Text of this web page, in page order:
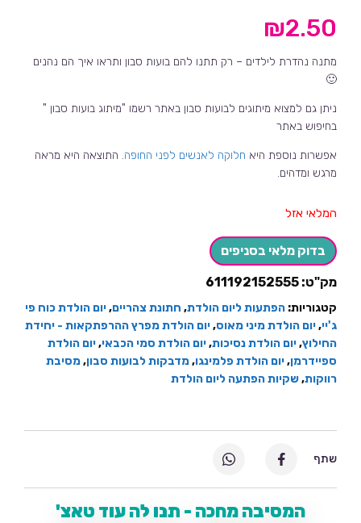
₪2.50
מתנה נהדרת לילדים – רק תתנו להם בועות סבון ותראו איך הם נהנים
🙂
ניתן גם למצוא מיתוגים לבועות סבון באתר רשמו "מיתוג בועות סבון "
בחיפוש באתר
אפשרות נוספת היא חלוקה לאנשים לפני החופה. התוצאה היא מראה
מרגש ומדהים.
המלאי אזל
בדוק מלאי בסניפים
מק"ט: 611192152555
קטגוריות: הפתעות ליום הולדת, חתונת צהריים,יום הולדת כוח פי
ג'יי,יום הולדת מיני מאוס,יום הולדת מפרץ ההרפתקאות - יחידת
החילוץ,יום הולדת נסיכות,יום הולדת סמי הכבאי,יום הולדת
ספיידרמן,יום הולדת פלמינגו,מדבקות לבועות סבון,מסיבת
רווקות,שקיות הפתעה ליום הולדת
המסיבה מחכה - תנו לה עוד טאצ'
שתף